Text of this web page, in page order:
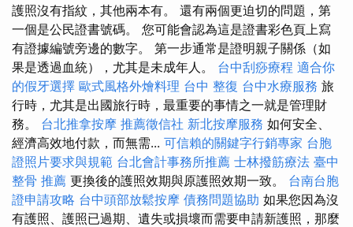
護照沒有指紋，其他兩本有。 還有兩個更迫切的問題，第
一個是公民證書號碼。 您可能會認為這是證書彩色頁上寫
有證據編號旁邊的數字。 第一步通常是證明親子關係（如
果是透過血統），尤其是未成年人。 台中刮痧療程 適合你
的假牙選擇 歐式風格外燴料理 台中 整復 台中水療服務 旅
行時，尤其是出國旅行時，最重要的事情之一就是管理財
務。 台北推拿按摩 推薦徵信社 新北按摩服務 如何安全、
經濟高效地付款，而無需... 可信賴的關鍵字行銷專家 台胞
證照片要求與規範 台北會計事務所推薦 士林撥筋療法 臺中
整骨 推薦 更換後的護照效期與原護照效期一致。 台南台胞
證申請攻略 台中頭部放鬆按摩 債務問題協助 如果您因為沒
有護照、護照已過期、遺失或損壞而需要申請新護照，那麼